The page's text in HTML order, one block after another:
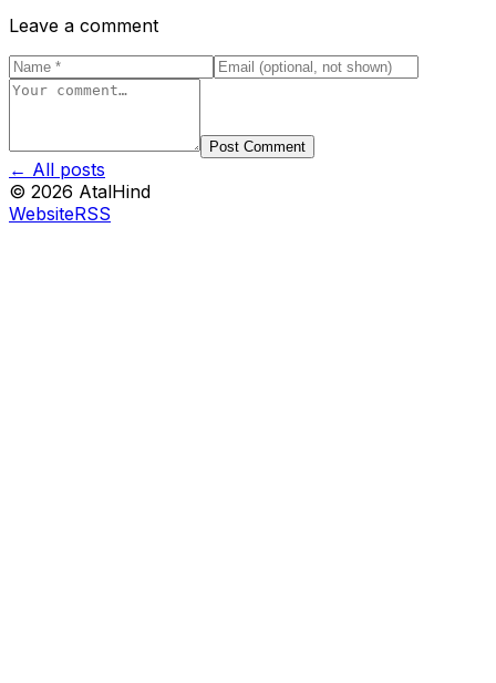
Leave a comment
Post Comment
← All posts
© 2026 AtalHind
WebsiteRSS